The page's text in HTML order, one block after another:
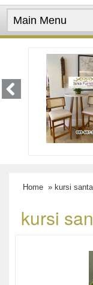
Home » kursi
kursi